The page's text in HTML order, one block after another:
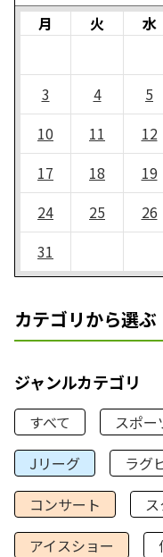
月 火 水
3
4 5
10
11 12
17
18 19
24
25 26
31
カテゴリから選ぶ
ジャンルカテゴリ
すべて スポー
Jリーグ
ラグ
コンサート
アイスショー